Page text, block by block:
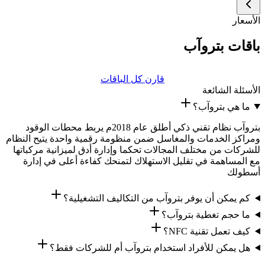
الأسعار
باقات بتروآب
قارن كل الباقات
الأسئلة الشائعة
ما هي بتروآب؟
بتروآب نظام تقني ذكي أطلق عام 2018م يربط محطات الوقود
ومراكز الخدمات والمغاسل ضمن منظومة رقمية واحدة يتيح النظام
للشركات من مختلف المجالات تحكما وإدارة أدق لميزانية مركباتها
مع المساهمة في تقليل الاستهلاك لتمنحك كفاءة أعلى في إدارة
أسطولك
كم يمكن أن يوفر بتروآب من التكاليف التشغيلية؟
ما حجم تغطية بتروآب؟
كيف تعمل تقنية NFC؟
هل يمكن للأفراد استخدام بتروآب أم للشركات فقط؟